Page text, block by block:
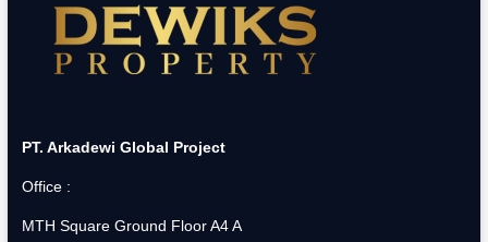
PT. Arkadewi Global Project
Office :
MTH Square Ground Floor A4 A